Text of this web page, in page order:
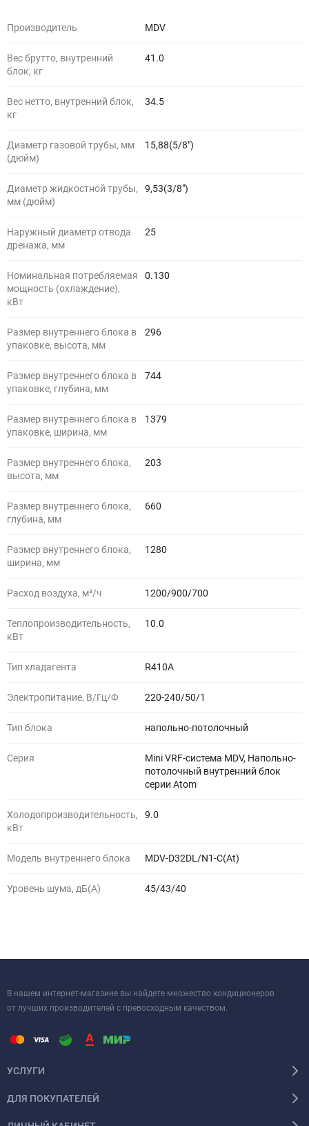
Производитель MDV
Вес брутто, внутренний
блок, кг
41.0
Вес нетто, внутренний блок,
кг
34.5
Диаметр газовой трубы, мм
(дюйм)
15,88(5/8")
Диаметр жидкостной трубы,
мм (дюйм)
9,53(3/8")
Наружный диаметр отвода
дренажа, мм
25
Номинальная потребляемая
мощность (охлаждение),
кВт
0.130
Размер внутреннего блока в
упаковке, высота, мм
296
Размер внутреннего блока в
упаковке, глубина, мм
744
Размер внутреннего блока в
упаковке, ширина, мм
1379
Размер внутреннего блока,
высота, мм
203
Размер внутреннего блока,
глубина, мм
660
Размер внутреннего блока,
ширина, мм
1280
Расход воздуха, м³/ч 1200/900/700
Теплопроизводительность,
кВт
10.0
Тип хладагента R410A
Электропитание, В/Гц/Ф 220-240/50/1
Тип блока напольно-потолочный
Серия
Mini VRF-система MDV, Напольно-
потолочный внутренний блок
серии Atom
Холодопроизводительность,
кВт
9.0
Модель внутреннего блока MDV-D32DL/N1-C(At)
Уровень шума, дБ(A) 45/43/40
В нашем интернет-магазине вы найдете множество кондиционеров
от лучших производителей с превосходным качеством.
УСЛУГИ
ДЛЯ ПОКУПАТЕЛЕЙ